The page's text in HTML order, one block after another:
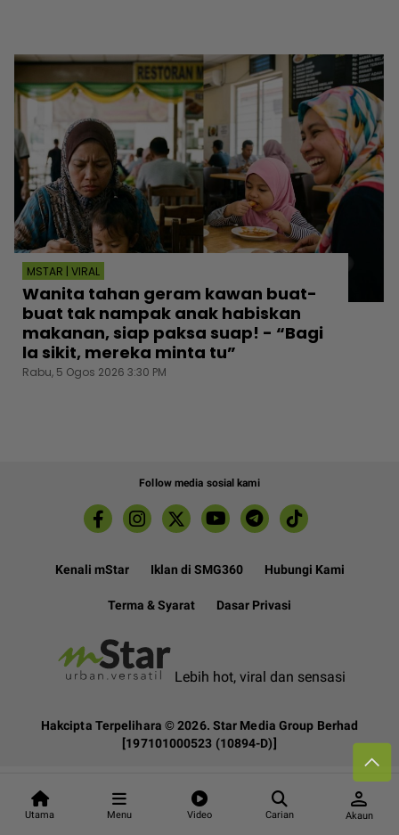
Utama Menu Video Carian
person
Akaun
MSTAR | VIRAL
Wanita tahan geram kawan buat-
buat tak nampak anak habiskan
makanan, siap paksa suap! - “Bagi
la sikit, mereka minta tu”
Rabu, 5 Ogos 2026 3:30 PM
Follow media sosial kami
Kenali mStar Iklan di SMG360 Hubungi Kami
Terma & Syarat Dasar Privasi
Lebih hot, viral dan sensasi
Hakcipta Terpelihara ©2026. Star Media Group Berhad
[197101000523 (10894-D)]